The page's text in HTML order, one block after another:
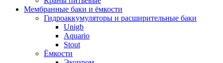
Мембранные баки и ёмкости
Гидроаккумуляторы и расширительные баки
Unigb
Aquario
Stout
Ёмкости